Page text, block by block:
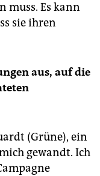
muss. Es kann
sie ihren
aus, auf die
(Grüne), ein
gewandt. Ich